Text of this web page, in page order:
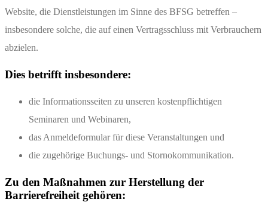
Website, die Dienstleistungen im Sinne des BFSG betreffen –
insbesondere solche, die auf einen Vertragsschluss mit Verbrauchern
abzielen.
Dies betrifft insbesondere:
die Informationsseiten zu unseren kostenpflichtigen
Seminaren und Webinaren,
das Anmeldeformular für diese Veranstaltungen und
die zugehörige Buchungs- und Stornokommunikation.
Zu den Maßnahmen zur Herstellung der
Barrierefreiheit gehören: